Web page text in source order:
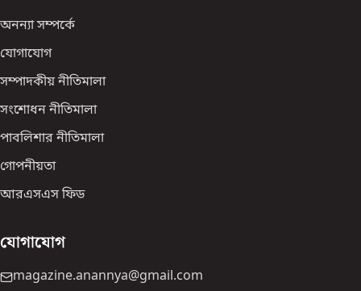
অনন্যা সম্পর্কে
যোগাযোগ
সম্পাদকীয় নীতিমালা
সংশোধন নীতিমালা
পাবলিশার নীতিমালা
গোপনীয়তা
আরএসএস ফিড
যোগাযোগ
magazine.anannya@gmail.com